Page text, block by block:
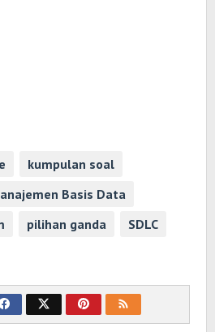
kumpulan soal
Basis Data
pilihan ganda SDLC